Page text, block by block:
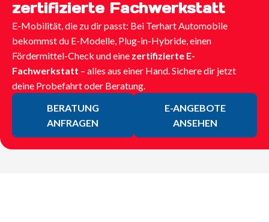
zertifizierte Fachwerkstatt
E-Mobilität, die zu dir passt: Bei Terhart Automobile
bekommst du E-Modelle, Plug-in-Hybride, einen
Fördermittel-Check und eine zertifizierte E-
Fachwerkstatt – alles aus einer Hand. Sichere dir jetzt
deine Probefahrt oder Beratung.
BERATUNG
ANFRAGEN
E-ANGEBOTE
ANSEHEN